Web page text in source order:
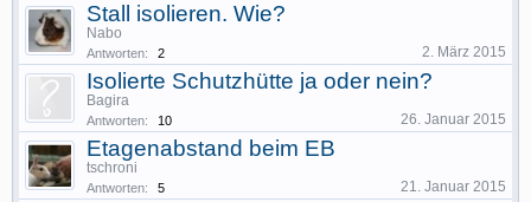
Stall isolieren. Wie?
Nabo
Antworten: 2 2. März 2015
Isolierte Schutzhütte ja oder nein?
Bagira
Antworten: 10 26. Januar 2015
Etagenabstand beim EB
tschroni
Antworten: 5 21. Januar 2015